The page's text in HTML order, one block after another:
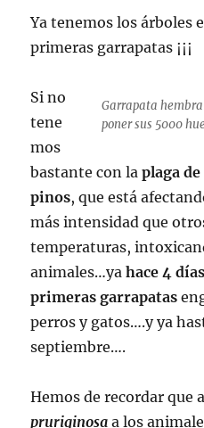
Ya tenemos los árboles
primeras garrapatas ¡¡¡
Garrapata
poner sus 5000
Si no
tene
mos
bastante con laplaga
pinos, que está
más intensidad que
temperaturas,
animales…yahace 4
primeras garrapatas
perros y gatos….y ya
septiembre….
Hemos de recordar que
pruriginosa a los